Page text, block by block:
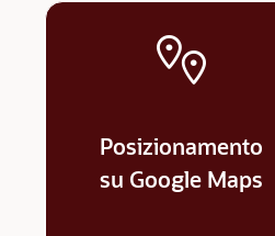
Posizionamento
su Google Maps